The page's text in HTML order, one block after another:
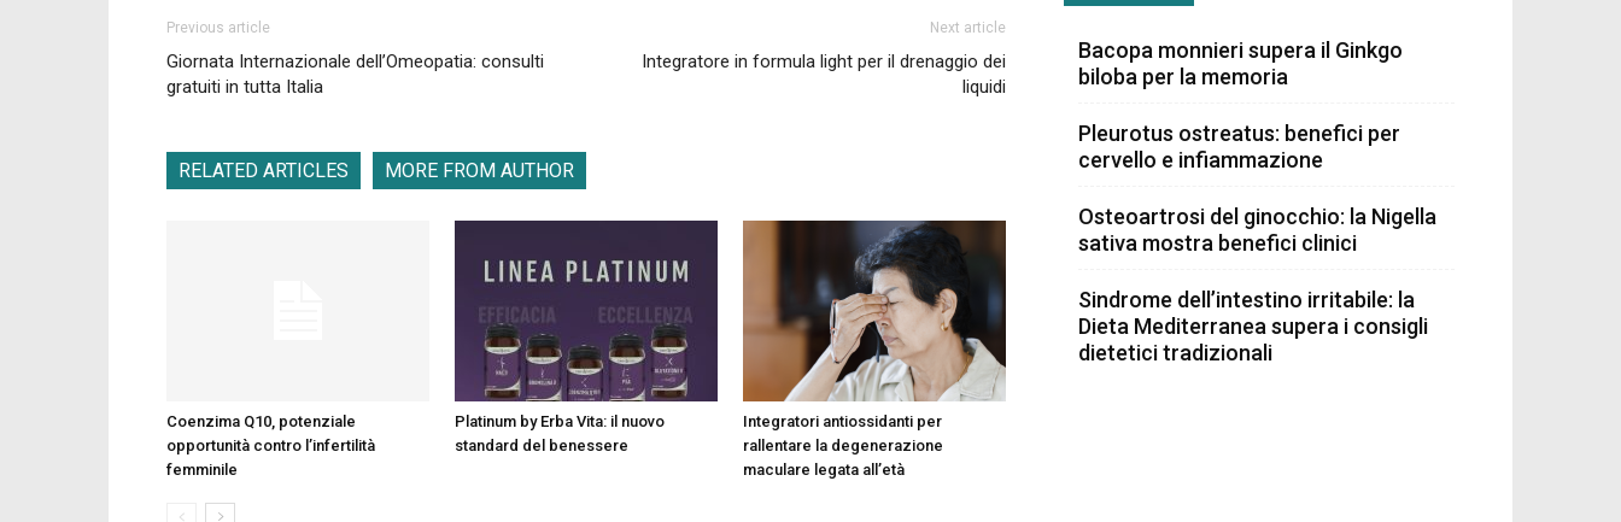
Previous article
Giornata Internazionale dell’Omeopatia: consulti
gratuiti in tutta Italia
Next article
Integratore in formula light per il drenaggio dei
liquidi
RELATED ARTICLES MORE FROM AUTHOR
Coenzima Q10, potenziale
opportunità contro l’infertilità
femminile
Platinum by Erba Vita: il nuovo
standard del benessere
Integratori antiossidanti per
rallentare la degenerazione
maculare legata all’età
Bacopa monnieri supera il Ginkgo
biloba per la memoria
Pleurotus ostreatus: benefici per
cervello e infiammazione
Osteoartrosi del ginocchio: la Nigella
sativa mostra benefici clinici
Sindrome dell’intestino irritabile: la
Dieta Mediterranea supera i consigli
dietetici tradizionali